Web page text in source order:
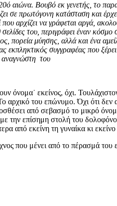
20ό αιώνα. Βουβό εκ γενετής, το
σε πρωτόγονη κατάσταση και
που αρχίζει να γράφεται αργά,
σελίδες του, περιγράφει έναν
πορεία μύησης, αλλά και ένα
εκπληκτικός συγγραφέας που
του.
όνομα˙ εκείνος, όχι.
αρχικό του επώνυμο. Όχι ότι δεν
από σεβασμό το μικρό
με την επίσημη στολή του
από εκείνη τη γυναίκα κι
που μένει από το πέρασμά του